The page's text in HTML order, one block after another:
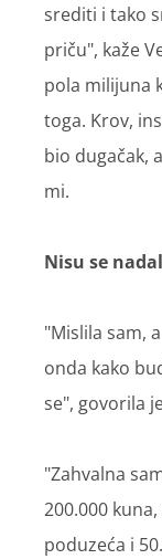
srediti i tako
priču", kaže
pola milijuna
toga. Krov,
bio dugačak,
mi.
Nisu se
"Mislila sam,
onda kako
se", govorila
"Zahvalna
200.000
poduzeća i